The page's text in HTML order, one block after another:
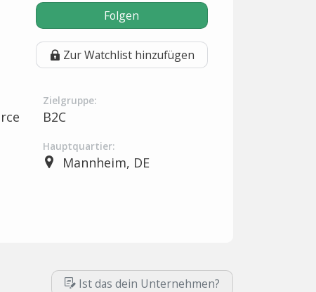
Folgen
Zur Watchlist hinzufügen
Zielgruppe:
B2C
Hauptquartier:
Mannheim, DE
Ist das dein Unternehmen?